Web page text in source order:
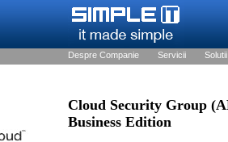
Despre Companie Servicii Solutii
Cloud Security Group
Business Edition